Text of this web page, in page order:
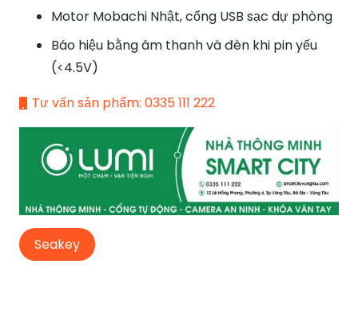
Motor Mobachi Nhật, cổng USB sạc dự phòng
Báo hiệu bằng âm thanh và đèn khi pin yếu
(<4.5V)
Tư vấn sản phẩm: 0335 111 222
Seakey